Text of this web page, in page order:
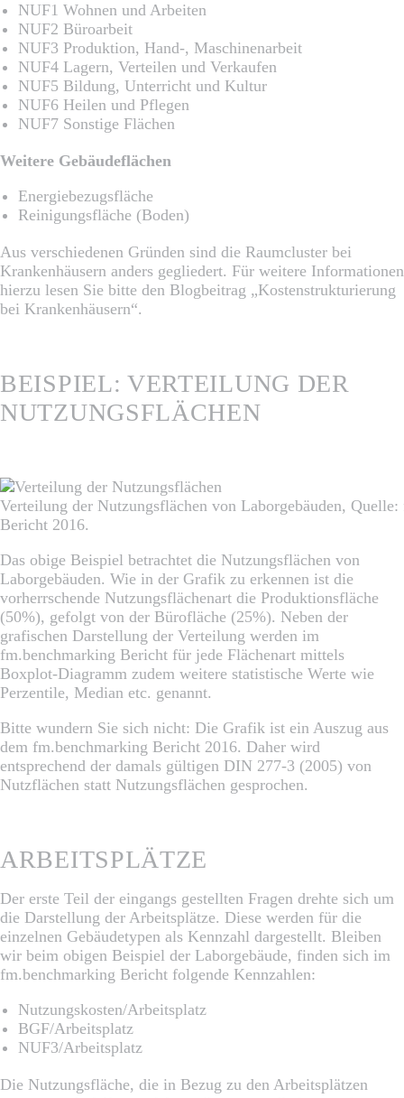
NUF1 Wohnen und Arbeiten
NUF2 Büroarbeit
NUF3 Produktion, Hand-, Maschinenarbeit
NUF4 Lagern, Verteilen und Verkaufen
NUF5 Bildung, Unterricht und Kultur
NUF6 Heilen und Pflegen
NUF7 Sonstige Flächen
Weitere Gebäudeflächen
Energiebezugsfläche
Reinigungsfläche (Boden)
Aus verschiedenen Gründen sind die Raumcluster bei
Krankenhäusern anders gegliedert. Für weitere Informationen
hierzu lesen Sie bitte den Blogbeitrag „Kostenstrukturierung
bei Krankenhäusern“.
BEISPIEL: VERTEILUNG DER
NUTZUNGSFLÄCHEN
Verteilung der Nutzungsflächen von Laborgebäuden,
Bericht 2016.
Das obige Beispiel betrachtet die Nutzungsflächen von
Laborgebäuden. Wie in der Grafik zu erkennen ist die
vorherrschende Nutzungsflächenart die Produktionsfläche
(50%), gefolgt von der Bürofläche (25%). Neben der
grafischen Darstellung der Verteilung werden im
fm.benchmarking Bericht für jede Flächenart mittels
Boxplot-Diagramm zudem weitere statistische Werte wie
Perzentile, Median etc. genannt.
Bitte wundern Sie sich nicht: Die Grafik ist ein Auszug aus
dem fm.benchmarking Bericht 2016. Daher wird
entsprechend der damals gültigen DIN 277-3 (2005) von
Nutzflächen statt Nutzungsflächen gesprochen.
ARBEITSPLÄTZE
Der erste Teil der eingangs gestellten Fragen drehte sich um
die Darstellung der Arbeitsplätze. Diese werden für die
einzelnen Gebäudetypen als Kennzahl dargestellt. Bleiben
wir beim obigen Beispiel der Laborgebäude, finden sich im
fm.benchmarking Bericht folgende Kennzahlen:
Nutzungskosten/Arbeitsplatz
BGF/Arbeitsplatz
NUF3/Arbeitsplatz
Die Nutzungsfläche, die in Bezug zu den Arbeitsplätzen